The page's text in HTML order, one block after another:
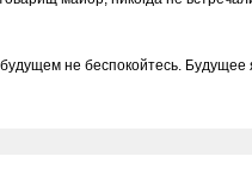
не беспокойтесь. Будущее